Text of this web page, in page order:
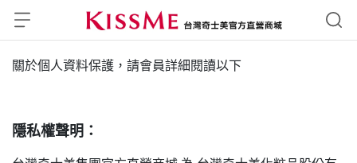
關於個人資料保護，請會員詳細閱讀以下
隱私權聲明：